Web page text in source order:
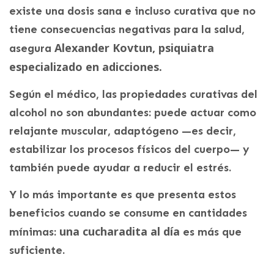
existe una dosis sana e incluso curativa que no
tiene consecuencias negativas para la salud,
asegura Alexander Kovtun, psiquiatra
especializado en adicciones.
Según el médico, las propiedades curativas del
alcohol no son abundantes: puede actuar como
relajante muscular, adaptógeno —es decir,
estabilizar los procesos físicos del cuerpo— y
también puede ayudar a reducir el estrés.
Y lo más importante es que presenta estos
beneficios cuando se consume en cantidades
mínimas: una cucharadita al día es más que
suficiente.